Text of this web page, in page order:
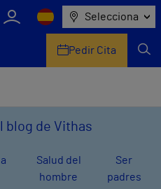
Selecciona
Pedir Cita
blog de Vithas
Salud del
hombre
Ser
padres